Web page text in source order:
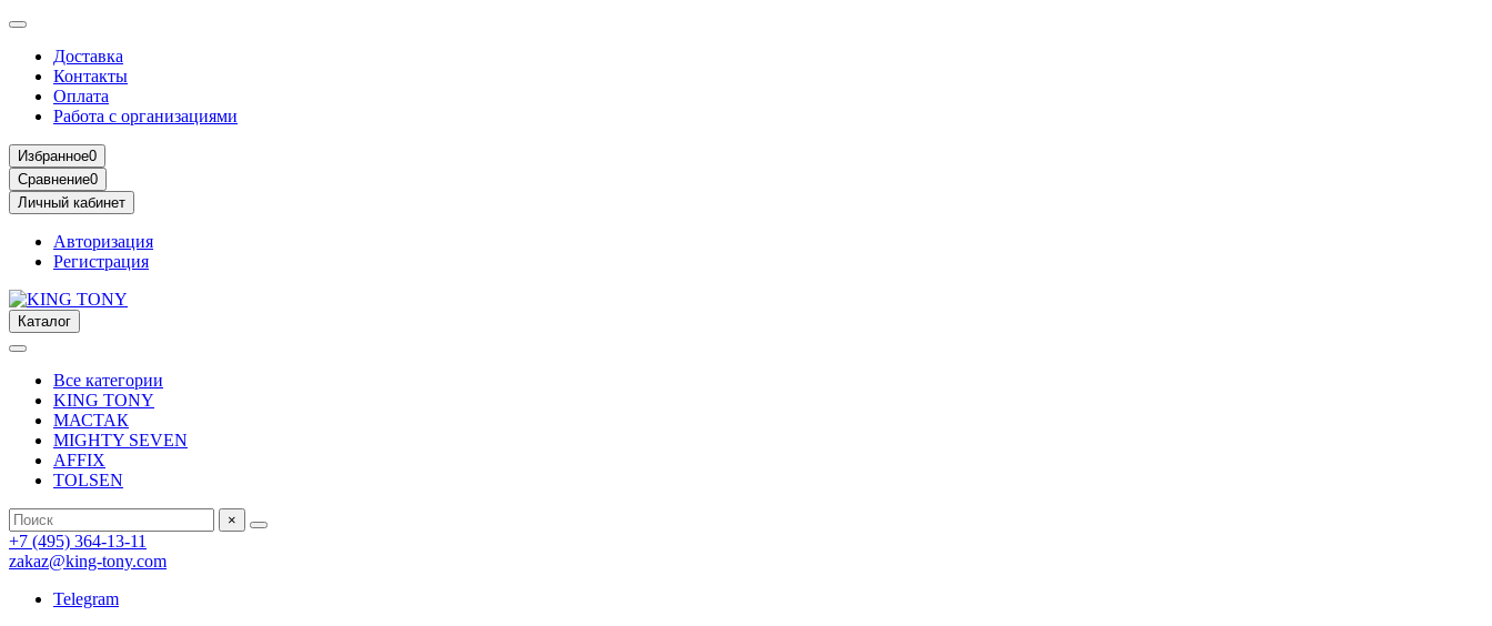
Доставка
Контакты
Оплата
Работа с организациями
Избранное0
Сравнение0
Личный кабинет
Авторизация
Регистрация
Каталог
Все категории
KING TONY
МАСТАК
MIGHTY SEVEN
AFFIX
TOLSEN
×
+7 (495) 364-13-11
zakaz@king-tony.com
Telegram